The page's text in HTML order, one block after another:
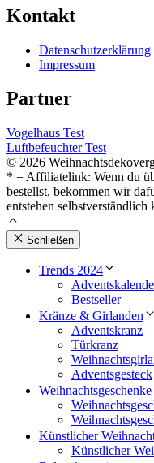
Kontakt
Datenschutzerklärung
Impressum
Partner
Vogelhaus Test
Luftbefeuchter Test
© 2026
* = Affiliatelink: Wenn du
bestellst, bekommen wir
entstehen
Schließen
Trends 2024
Bestseller
Kränze & Girlanden
Adventskranz
Türkranz
Adventsgesteck
Weihnachtsgeschenke
Künstlicher
Künstlicher